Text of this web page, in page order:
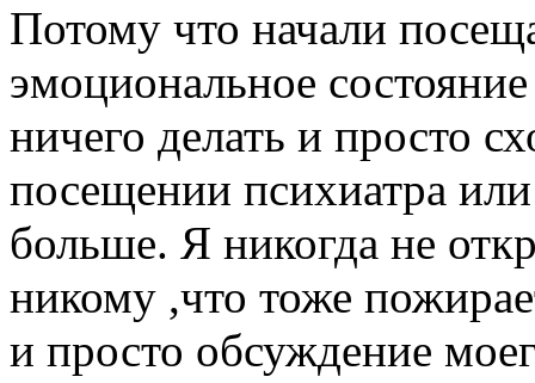
Потому что начали
эмоциональное
ничего делать и просто
посещении психиатра
больше. Я никогда не
никому ,что тоже
и просто обсуждение